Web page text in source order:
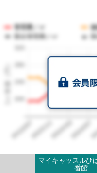
1㎡単価（円）
管理費／㎡
競合管理費／㎡
2023/072023/112024/032024/07
マイキャッスルひ
番館